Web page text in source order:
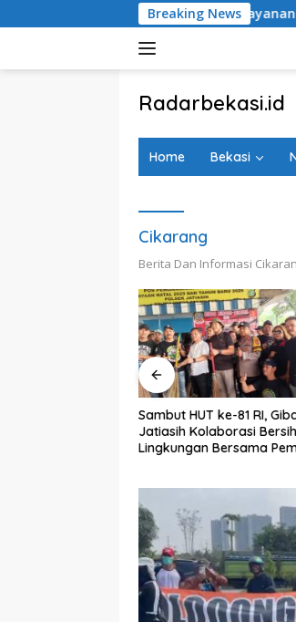
ke
Breaking News
BRI Peduli Perkuat Layanan Kesehatan
Radarbekasi.id
Bekasi
Home Bekasi
Cikarang
Berita Dan Informasi
Sambut HUT ke-81 RI,
Jatiasih Kolaborasi
Lingkungan Bersama